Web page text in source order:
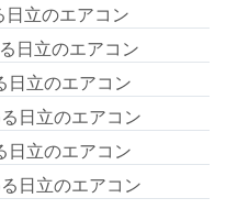
日立のエアコン
日立のエアコン
日立のエアコン
日立のエアコン
日立のエアコン
日立のエアコン